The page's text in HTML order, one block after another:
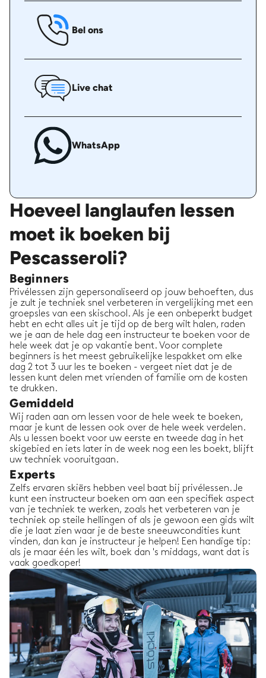
Bel ons
Live chat
WhatsApp
Hoeveel langlaufen lessen
moet ik boeken bij
Pescasseroli?
Beginners
Privélessen zijn gepersonaliseerd op jouw behoeften, dus
je zult je techniek snel verbeteren in vergelijking met een
groepsles van een skischool. Als je een onbeperkt budget
hebt en echt alles uit je tijd op de berg wilt halen, raden
we je aan de hele dag een instructeur te boeken voor de
hele week dat je op vakantie bent. Voor complete
beginners is het meest gebruikelijke lespakket om elke
dag 2 tot 3 uur les te boeken - vergeet niet dat je de
lessen kunt delen met vrienden of familie om de kosten
te drukken.
Gemiddeld
Wij raden aan om lessen voor de hele week te boeken,
maar je kunt de lessen ook over de hele week verdelen.
Als u lessen boekt voor uw eerste en tweede dag in het
skigebied en iets later in de week nog een les boekt, blijft
uw techniek vooruitgaan.
Experts
Zelfs ervaren skiërs hebben veel baat bij privélessen. Je
kunt een instructeur boeken om aan een specifiek aspect
van je techniek te werken, zoals het verbeteren van je
techniek op steile hellingen of als je gewoon een gids wilt
die je laat zien waar je de beste sneeuwcondities kunt
vinden, dan kan je instructeur je helpen! Een handige tip:
als je maar één les wilt, boek dan 's middags, want dat is
vaak goedkoper!